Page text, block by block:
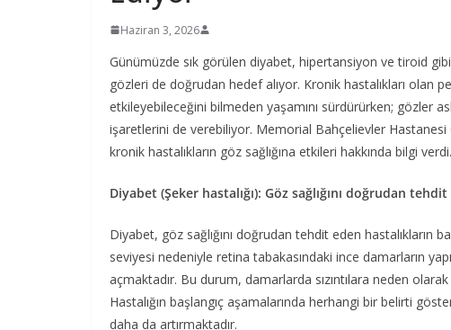
Haziran 3, 2026
Günümüzde sık görülen diyabet, hipertansiyon ve tiroid
gözleri de doğrudan hedef alıyor. Kronik hastalıkları olan
etkileyebileceğini bilmeden yaşamını sürdürürken; gözler
işaretlerini de verebiliyor. Memorial Bahçelievler Hastanesi
kronik hastalıkların göz sağlığına etkileri hakkında bilgi verdi.
Diyabet (Şeker hastalığı): Göz sağlığını doğrudan
Diyabet, göz sağlığını doğrudan tehdit eden hastalıkların
seviyesi nedeniyle retina tabakasındaki ince damarların
açmaktadır. Bu durum, damarlarda sızıntılara neden
Hastalığın başlangıç aşamalarında herhangi bir belirti
daha da artırmaktadır.